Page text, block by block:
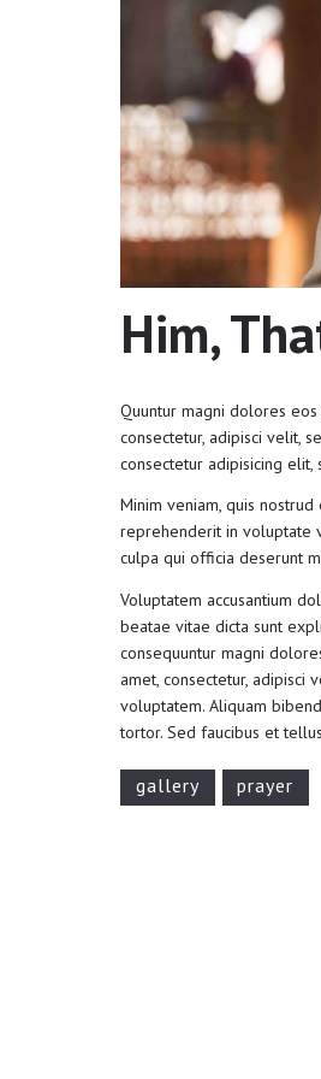
Him,
Quuntur magni dolores
consectetur, adipisci velit,
consectetur adipisicing
Minim veniam, quis
reprehenderit in voluptate
culpa qui officia deserunt
Voluptatem accusantium
beatae vitae dicta sunt
consequuntur magni
amet, consectetur,
voluptatem. Aliquam
tortor. Sed faucibus et
gallery prayer